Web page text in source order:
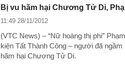
Bị vu hãm hại Chương Tử Di,
11:49 28/11/2012
(VTC News) – “Nữ hoàng thị phi”
kiện Tất Thành Công – người đã
hãm hại Chương Tử Di.